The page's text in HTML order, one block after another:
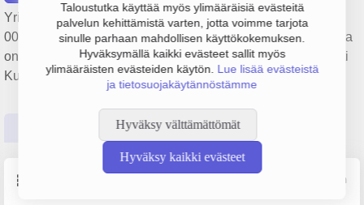
Taloustutka käyttää myös ylimääräisiä evästeitä
palvelun kehittämistä varten, jotta voimme tarjota
sinulle parhaan mahdollisen käyttökokemuksen.
Hyväksymällä kaikki evästeet sallit myös
ylimääräisten evästeiden käytön. Lue lisää evästeistä
ja tietosuojakäytännöstämme
Hyväksy välttämättömät
Hyväksy kaikki evästeet
Yrityksen Puusepänliike Yrjö Lintula Oy liikevaihto on 436
000 €, tulos -16 000 € ja henkilöstömäärä 5. Sen päätoimiala
on Huonekalujen valmistus, perustamisvuosi 1978 ja sijainti
Kurikka. Yrityksen yhtiömuoto Osakeyhtiö (OY).
Tilinpäätösluvut Päättäjätiedot
Lähde: YTJ, PRH, Traficom